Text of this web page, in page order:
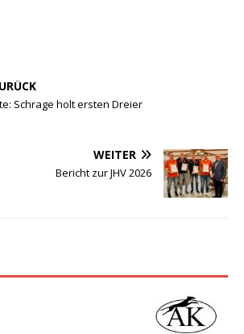
Schrage holt ersten Dreier
WEITER
Bericht zur JHV 2026